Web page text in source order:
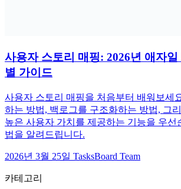
사용자 스토리 매핑: 2026년 애자일
별 가이드
사용자 스토리 매핑을 처음부터 배워보세
하는 방법, 백로그를 구조화하는 방법, 그
높은 사용자 가치를 제공하는 기능을 우선
법을 알려드립니다.
2026년 3월 25일 TasksBoard Team
카테고리